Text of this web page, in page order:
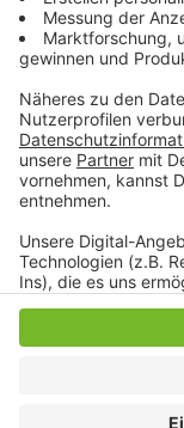
und die
Anzeige
Anzeige